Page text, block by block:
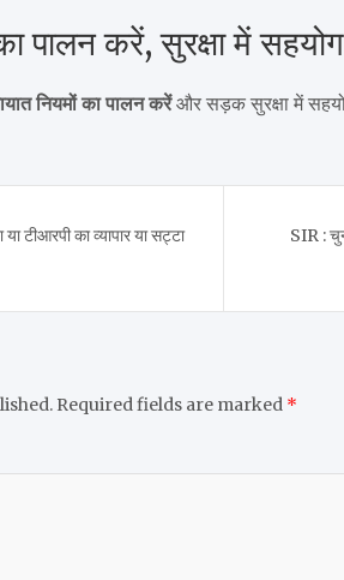
पालन करें, सुरक्षा में
नियमों का पालन करेंऔर सड़क सुरक्षा में
टीआरपी का व्यापार या सट्टा
SIR :
Required fields are marked *